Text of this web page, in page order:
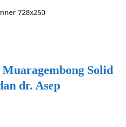
Solid
dr. Asep